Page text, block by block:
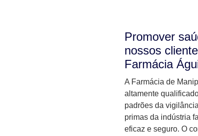
Promover
nossos
Farmácia
A Farmácia de
altamente
padrões da
primas da indústria
eficaz e seguro. O